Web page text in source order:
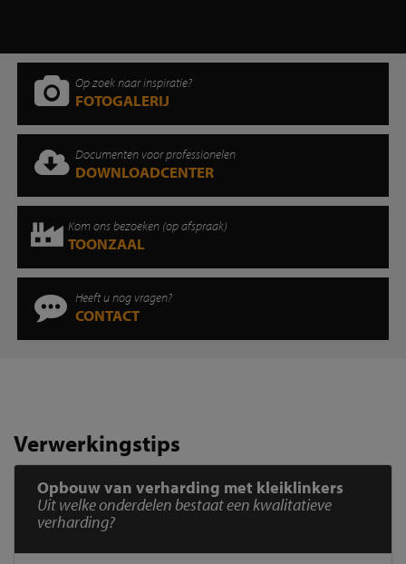
Op zoek naar inspiratie?
FOTOGALERIJ
Documenten voor professionelen
DOWNLOADCENTER
Kom ons bezoeken (op afspraak)
TOONZAAL
Heeft u nog vragen?
CONTACT
Verwerkingstips
Opbouw van verharding met kleiklinkers
Uit welke onderdelen bestaat een kwalitatieve
verharding?